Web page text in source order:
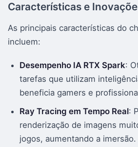
Características e
As principais características do
incluem:
Desempenho IA RTX Spark:
tarefas que utilizam
beneficia gamers e
Ray Tracing em Tempo Real:
renderização de imagens
jogos, aumentando a imersão.